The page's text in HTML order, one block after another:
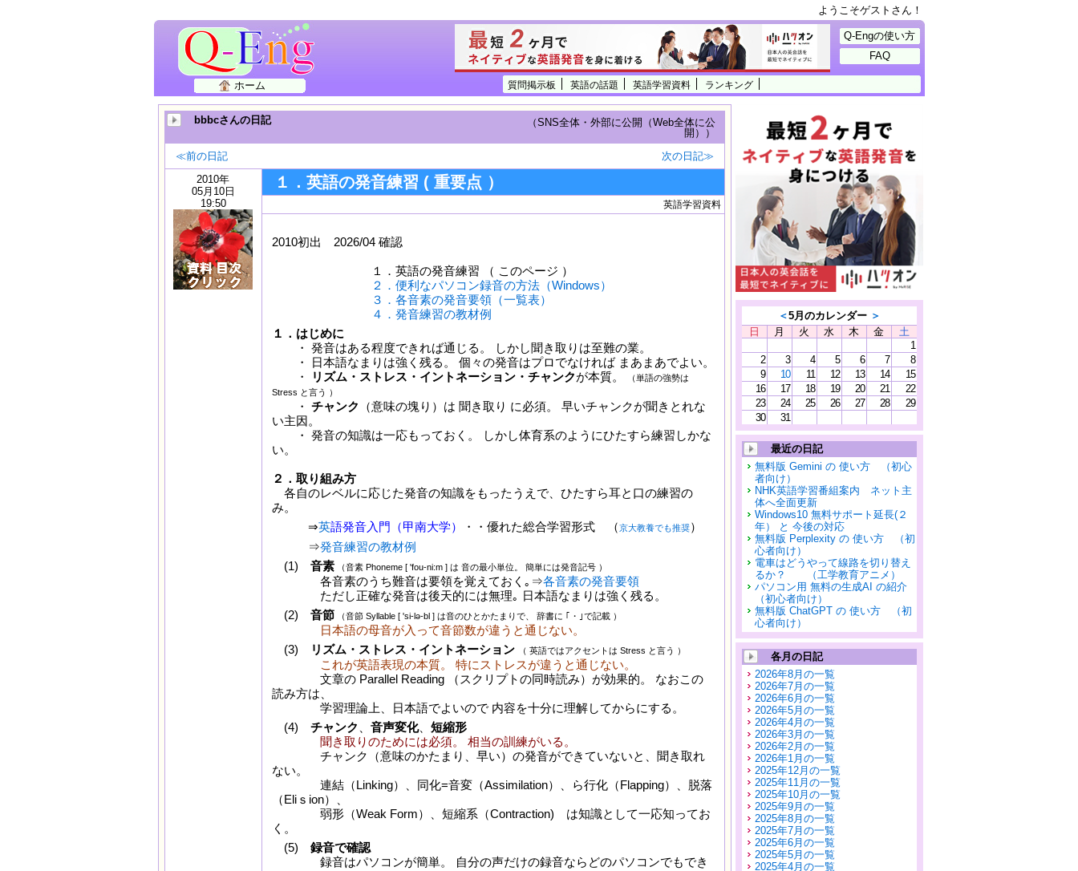
ようこそゲストさん！
質問掲示板 英語の話題 英語学習資料 ランキング
ホーム
Q-Engの使い方
FAQ
bbbcさんの日記
（SNS全体・外部に公開（Web全体に公
開））
≪前の日記
次の日記≫
2010年
05月10日
19:50
１．英語の発音練習 ( 重要点 ）
英語学習資料
2010初出 2026/04 確認
１．英語の発音練習 （ このページ ）
２．便利なパソコン録音の方法（Windows）
３．各音素の発音要領（一覧表）
４．発音練習の教材例
１．はじめに
・ 発音はある程度できれば通じる。 しかし聞き取りは至難の業。
・ 日本語なまりは強く残る。 個々の発音はプロでなければ まあまあでよい。
・
リズム・ストレス・イントネーション・チャンクが本質。
（単語の強勢は
Stress と言う ）
・ チャンク （意味の塊り）は 聞き取り に必須。 早いチャンクが聞きとれな
い主因。
・ 発音の知識は一応もっておく。 しかし体育系のようにひたすら練習しかな
い。
２．取り組み方
各自のレベルに応じた発音の知識をもったうえで、ひたすら耳と口の練習の
み。
⇒英語発音入門（甲南大学） ・・優れた総合学習形式 （京大教養でも推奨）
⇒発音練習の教材例
(1) 音素（音素 Phoneme [ 'fou-ni:m ] は 音の最小単位。 簡単には発音記号 ）
各音素のうち難音は要領を覚えておく｡⇒各音素の発音要領
ただし正確な発音は後天的には無理｡ 日本語なまりは強く残る。
(2) 音節（音節 Syllable [ 'si-lә-bl ] は音のひとかたまりで、 辞書に ｢・｣で記載 ）
日本語の母音が入って音節数が違うと通じない。
(3)
リズム・ストレス・イントネーション （ 英語ではアクセントは Stress と言う ）
これが英語表現の本質。 特にストレスが違うと通じない。
文章の Parallel Reading （スクリプトの同時読み）が効果的。 なおこの
読み方は、
学習理論上、日本語でよいので 内容を十分に理解してからにする。
(4) チャンク 音声変化、 短縮形
聞き取りのためには必須。 相当の訓練がいる。
チャンク（意味のかたまり、早い）の発音ができていないと、聞き取れ
ない。
連結（Linking）、同化=音変（Assimilation）、ら行化（Flapping）、脱落
（Eliｓion）、
弱形（Weak Form）、短縮系（Contraction) は知識として一応知ってお
く。
(5) 録音で確認
録音はパソコンが簡単。 自分の声だけの録音ならどのパソコンでもでき
＜5月のカレンダー ＞
日
月 火 水 木 金
土
1
2
3 4 5 6 7
8
9
10 11 12 13 14
15
16
17 18 19 20 21
22
23
24 25 26 27 28
29
30
31
最近の日記
無料版 Gemini の 使い方 （初心
者向け）
NHK英語学習番組案内 ネット主
体へ全面更新
Windows10 無料サポート延長(２
年） と 今後の対応
無料版 Perplexity の 使い方 （初
心者向け）
電車はどうやって線路を切り替え
るか？ （工学教育アニメ）
パソコン用 無料の生成AI の紹介
（初心者向け）
無料版 ChatGPT の 使い方 （初
心者向け）
各月の日記
2026年8月の一覧
2026年7月の一覧
2026年6月の一覧
2026年5月の一覧
2026年4月の一覧
2026年3月の一覧
2026年2月の一覧
2026年1月の一覧
2025年12月の一覧
2025年11月の一覧
2025年10月の一覧
2025年9月の一覧
2025年8月の一覧
2025年7月の一覧
2025年6月の一覧
2025年5月の一覧
2025年4月の一覧